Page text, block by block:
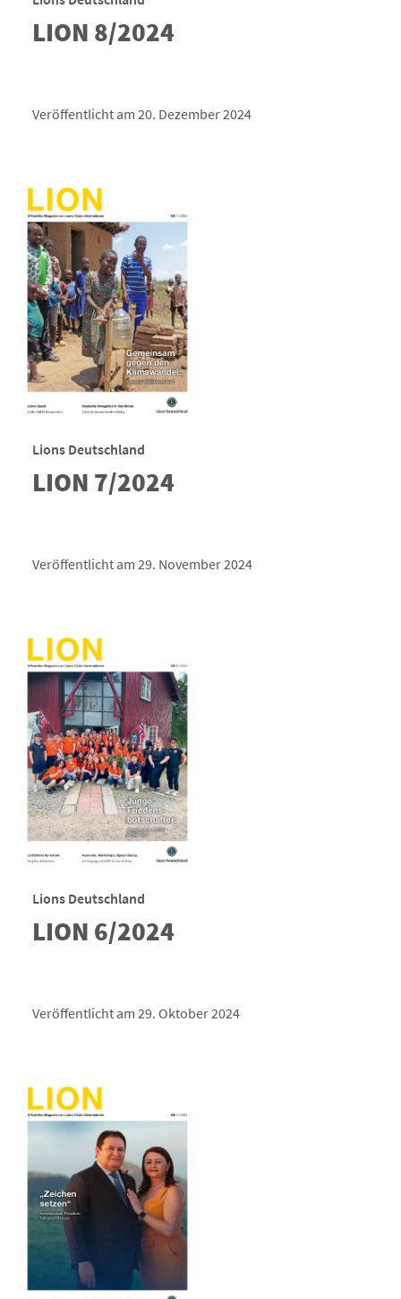
LION 8/2024
Veröffentlicht am 20. Dezember 2024
Lions Deutschland
LION 7/2024
Veröffentlicht am 29. November 2024
Lions Deutschland
LION 6/2024
Veröffentlicht am 29. Oktober 2024